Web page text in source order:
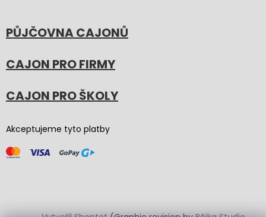
PŮJČOVNA CAJONŮ
CAJON PRO FIRMY
CAJON PRO ŠKOLY
Akceptujeme tyto platby